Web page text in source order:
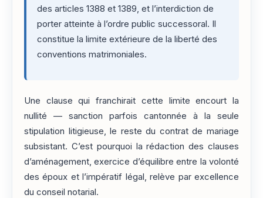
des articles 1388 et 1389, et l’interdiction de
porter atteinte à l’ordre public successoral. Il
constitue la limite extérieure de la liberté des
conventions matrimoniales.
Une clause qui franchirait cette limite encourt la
nullité — sanction parfois cantonnée à la seule
stipulation litigieuse, le reste du contrat de mariage
subsistant. C’est pourquoi la rédaction des clauses
d’aménagement, exercice d’équilibre entre la volonté
des époux et l’impératif légal, relève par excellence
du conseil notarial.